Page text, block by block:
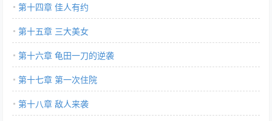
第十四章 佳人有约
第十五章 三大美女
第十六章 龟田一刀的逆袭
第十七章 第一次住院
第十八章 敌人来袭